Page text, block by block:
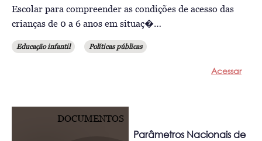
Escolar para compreender as condições de acesso das
crianças de 0 a 6 anos em situaç�…
Educação infantil Políticas públicas
Acessar
DOCUMENTOS
Parâmetros Nacionais de